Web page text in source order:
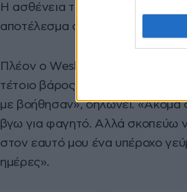
Η ασθένεια του 48χρονου, που
αποτέλεσμα ο όρχις να
Πλέον ο Wesley αναρρώνει και
τέτοιο βάρος. «Το σώμα μου
με βοήθησαν», δηλώνει.
βγω για φαγητό. Αλλά σκοπεύω
στον εαυτό μου ένα υπέροχο
ημέρες».